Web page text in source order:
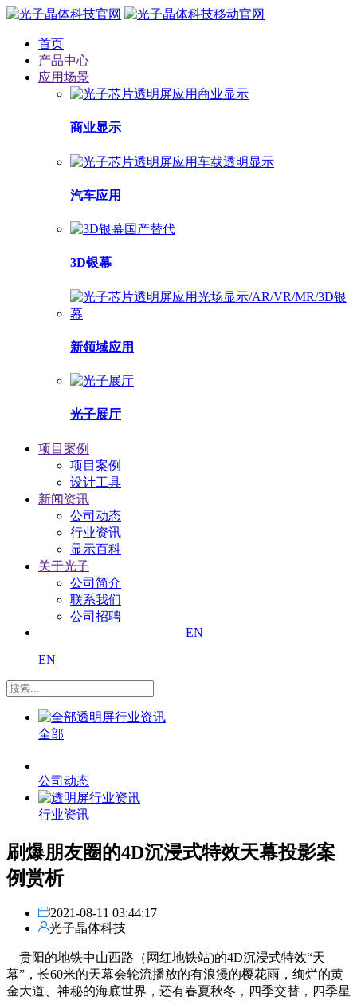
首页
产品中心
应用场景
商业显示
汽车应用
3D银幕
新领域应用
光子展厅
项目案例
项目案例
设计工具
新闻资讯
公司动态
行业资讯
显示百科
关于光子
公司简介
联系我们
公司招聘
EN
EN
全部
公司动态
行业资讯
刷爆朋友圈的4D沉浸式特效天幕投影案
例赏析
2021-08-11 03:44:17
光子晶体科技
贵阳的地铁中山西路（网红地铁站)的4D沉浸式特效“天
幕”，长60米的天幕会轮流播放的有浪漫的樱花雨，绚烂的黄
金大道、神秘的海底世界，还有春夏秋冬，四季交替，四季星